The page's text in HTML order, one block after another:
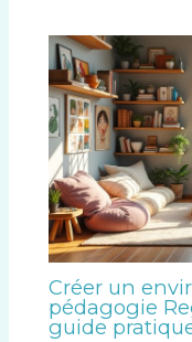
Créer un
pédagogie
guide